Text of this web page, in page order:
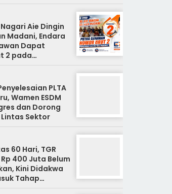
Aie Dingin
Madani, Endara
Dapat
2 pada
Calon Wali
PLTA
Wamen ESDM
dan Dorong
Sektor
60 Hari, TGR
400 Juta Belum
Kini Didakwa
Tahap